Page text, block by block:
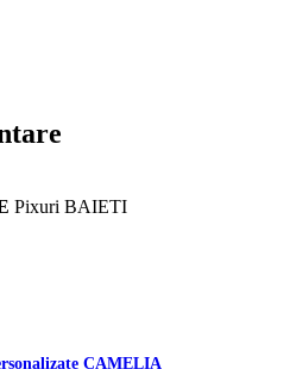
Pixuri BAIETI
CAMELIA